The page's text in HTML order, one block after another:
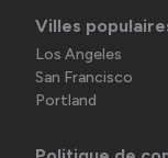
Villes
Los Angeles
San Francisco
Portland